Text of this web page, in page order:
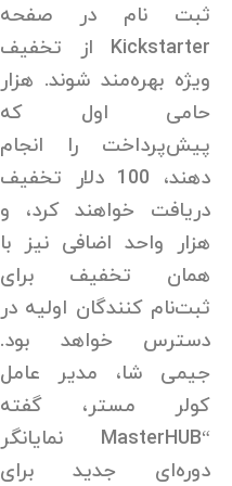
ثبت نام در صفحه
Kickstarter از تخفیف‌
ویژه بهره‌مند شوند. هزار
حامی اول که
پیش‌پرداخت را انجام
دهند، 100 دلار تخفیف
دریافت خواهند کرد، و
هزار واحد اضافی نیز با
همان تخفیف برای
ثبت‌نام کنندگان اولیه در
دسترس خواهد بود.
جیمی شا، مدیر عامل
کولر مستر، گفته
“MasterHUB نمایانگر
دوره‌ای جدید برای